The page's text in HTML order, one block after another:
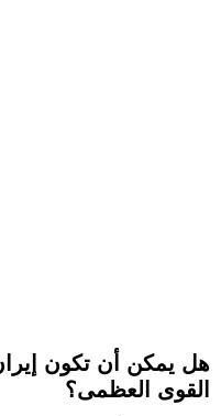
هل يمكن أن تكون
القوى العظمى؟